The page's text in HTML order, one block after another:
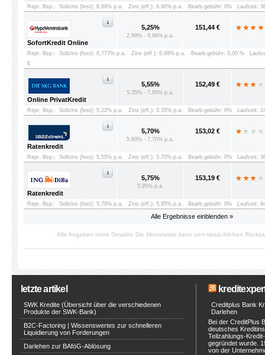
Alle Ergebnisse einblenden »
Repr. Bsp.: Sollzins (fest): 6,69% p.a. Zins (eff.): 6,90% p.a. Bearb.gebühr: 0% Laufzeit:
SofortKredit Online
5,25%
2,99% - 9,99% p.a.
151,44 €
Repr. Bsp.: Sollzins (fest): 6,777% p.a. Zins (eff.): 6,99% p.a. Bearb.gebühr: 0,00 %
€
Online PrivatKredit
5,55%
5,35% - 7,95% p.a.
152,49 €
Repr. Bsp.: Sollzins (fest): 5,22% p.a. Zins (eff.): 5,35% p.a. Bearb.gebühr: 0% Laufzeit:
Ratenkredit
5,70%
5,60% - 7,70% p.a.
153,02 €
Repr. Bsp.: Sollzins (fest): 5,55% p.a. Zins (eff.): 5,70% p.a. Bearb.gebühr: 0% Laufzeit:
Ratenkredit
5,75%
5,95% p.a.
153,19 €
Repr. Bsp.: Sollzins (fest): 5,79% p.a. Zins (eff.): 5,95% p.a. Bearb.gebühr: 0% Laufzeit:
Alle Angaben ohne Gewähr. Die Monatsrate kann vom tatsächlichen
letzte artikel
SWK Kredite (Übersicht über die verschiedenen
Produkte der SWK-Bank)
B2C-Factoring | Wissenswertes zur schnelleren
Liquidierung von Forderungen
Darlehen zur BAföG-Ablösung
Creditplus Bank
Darlehen
Bei der CreditPlus
deutsches
Teilzahlungs-
gegründet wurde.
von der